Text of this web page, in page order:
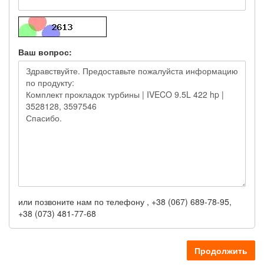
Ваш вопрос:
или позвоните нам по телефону , +38 (067) 689-78-95,
+38 (073) 481-77-68
Продолжить